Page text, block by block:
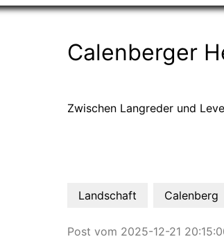
Calenberger
Zwischen Langreder und
Landschaft Calenberg
Post vom 2025-12-21